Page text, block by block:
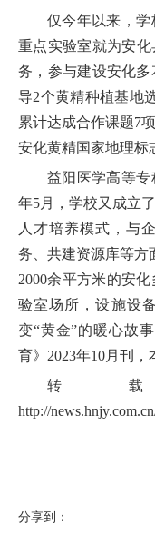
仅今年以来，
重点实验室就为安
务，参与建设安化
导2个黄精种植基地
累计达成合作课题7
安化黄精国家地理标
益阳医学高等
年5月，学校又成立
人才培养模式，与
务、共建资源库等方
2000余平方米的安
验室场所，设施设
变“黄金”的暖心故
育》2023年10月刊
转
http://
分享到：